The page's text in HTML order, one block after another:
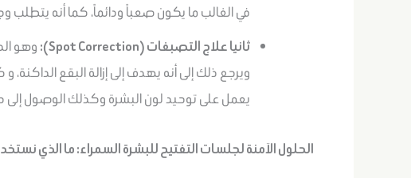
في الغالب ما يكون صعباً ودائماً، كما أنه
ثانيا علاج التصبغات (Spot Correction):
وهو
ويرجع ذلك إلى أنه يهدف إلى إزالة البقع الداكنة،
يعمل على توحيد لون البشرة وكذلك الوصول إلى
الحلول الآمنة لجلسات التفتيح للبشرة السمراء: ما الذي